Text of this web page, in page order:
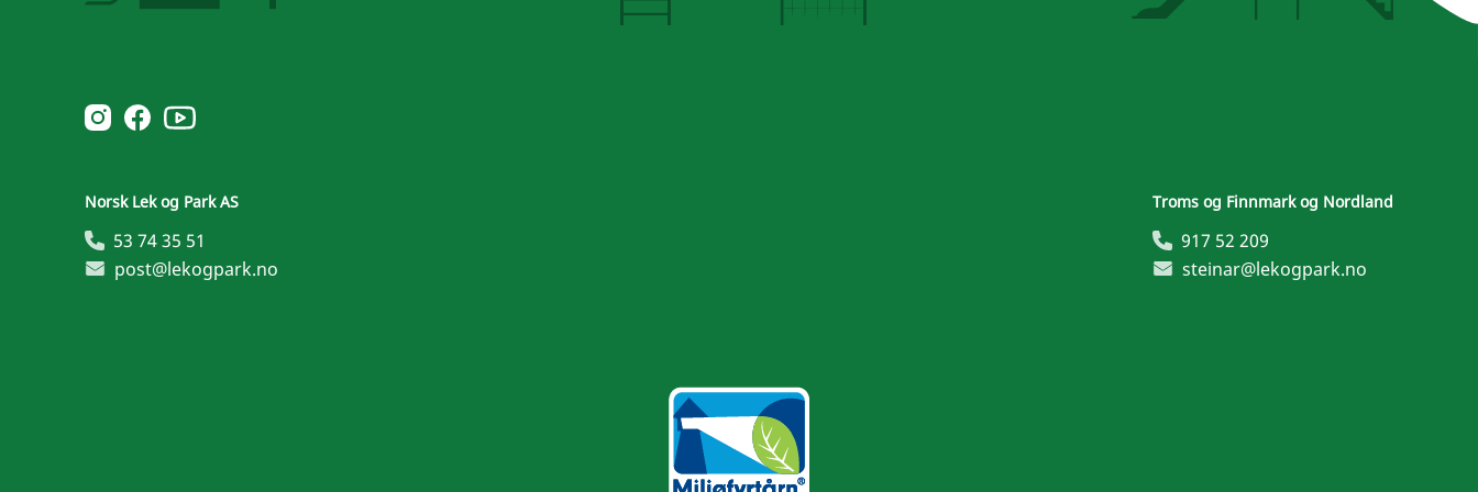
Norsk Leg & Park instagram
Norsk Leg & Park facebook
Norsk Leg & Park youtube
Norsk Lek og Park AS
53 74 35 51
post@lekogpark.no
Troms og Finnmark og Nordland
917 52 209
steinar@lekogpark.no